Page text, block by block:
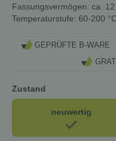
Fassungsvermögen: ca.
Temperaturstufe: 60-200
GEPRÜFTE B-WARE
Zustand
neuwertig